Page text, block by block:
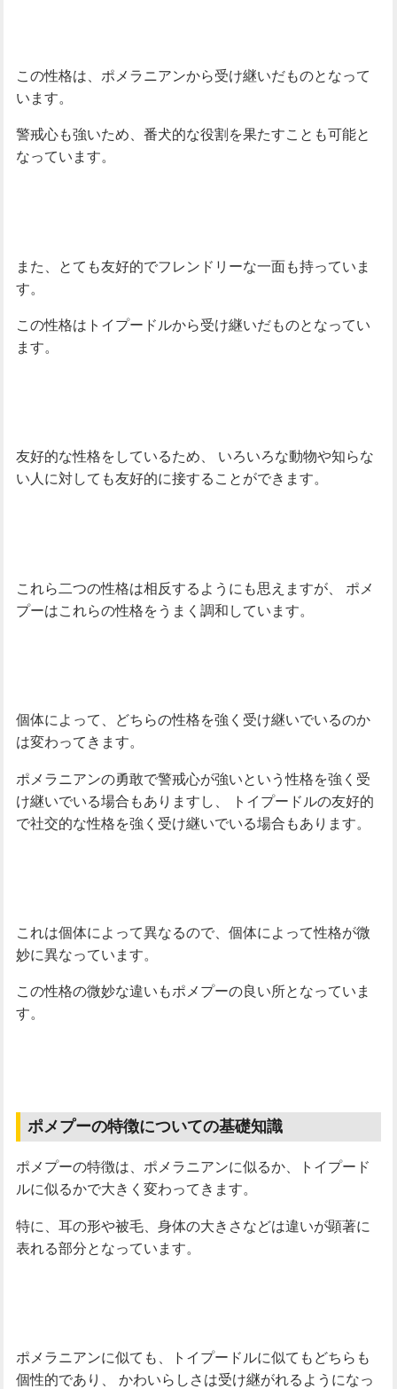
この性格は、ポメラニアンから受け継いだものとなって
います。
警戒心も強いため、番犬的な役割を果たすことも可能と
なっています。
また、とても友好的でフレンドリーな一面も持っていま
す。
この性格はトイプードルから受け継いだものとなってい
ます。
友好的な性格をしているため、
いろいろな動物や知らな
い人に対しても友好的に接することができます。
これら二つの性格は相反するようにも思えますが、
ポメ
プーはこれらの性格をうまく調和しています。
個体によって、どちらの性格を強く受け継いでいるのか
は変わってきます。
ポメラニアンの勇敢で警戒心が強いという性格を強く受
け継いでいる場合もありますし、
トイプードルの友好的
で社交的な性格を強く受け継いでいる場合もあります。
これは個体によって異なるので、個体によって性格が微
妙に異なっています。
この性格の微妙な違いもポメプーの良い所となっていま
す。
ポメプーの特徴についての基礎知識
ポメプーの特徴は、ポメラニアンに似るか、トイプード
ルに似るかで大きく変わってきます。
特に、耳の形や被毛、身体の大きさなどは違いが顕著に
表れる部分となっています。
ポメラニアンに似ても、トイプードルに似てもどちらも
個性的であり、
かわいらしさは受け継がれるようになっ